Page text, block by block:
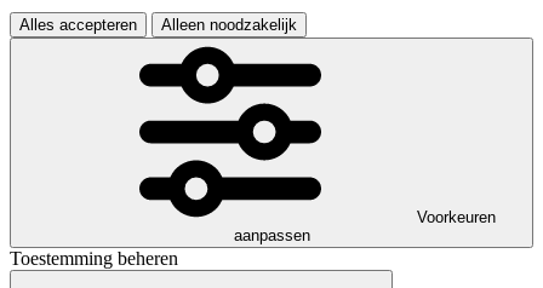
Alles accepteren Alleen noodzakelijk
Voorkeuren
aanpassen
Toestemming beheren